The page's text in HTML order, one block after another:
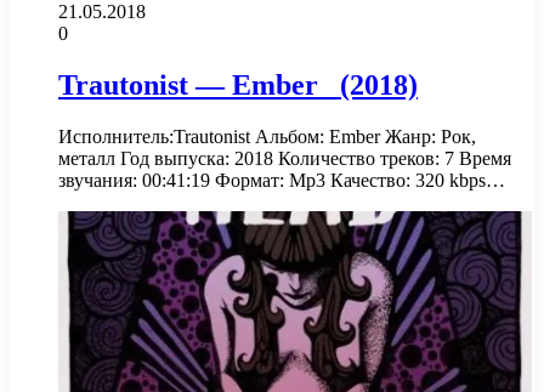
21.05.2018
0
Trautonist — Ember (2018)
Исполнитель:Trautonist Альбом: Ember Жанр: Рок,
металл Год выпуска: 2018 Количество треков: 7 Время
звучания: 00:41:19 Формат: Mp3 Качество: 320 kbps…